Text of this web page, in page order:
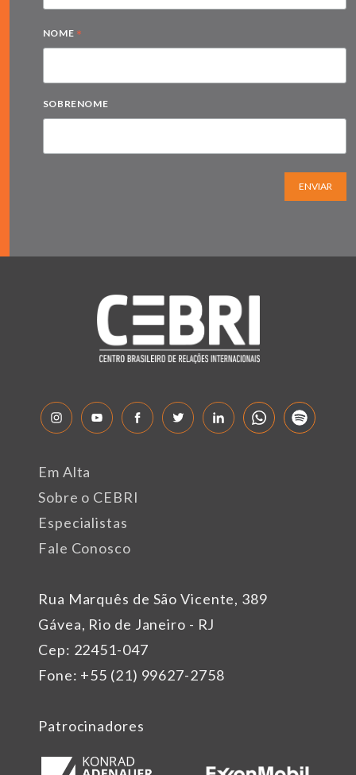
NOME *
SOBRENOME
ENVIAR
Rua Marquês de São Vicente, 389
Gávea, Rio de Janeiro - RJ
Cep: 22451-047
Fone: +55 (21) 99627-2758
Em Alta
Sobre o CEBRI
Especialistas
Fale Conosco
Patrocinadores